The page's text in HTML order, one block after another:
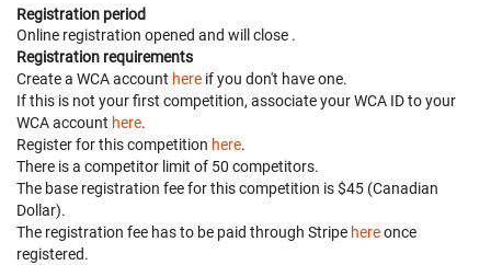
Registration period
Online registration opened and will close .
Registration requirements
Create a WCA account here if you don't have one.
If this is not your first competition, associate your WCA ID to your
WCA account here.
Register for this competition here.
There is a competitor limit of 50 competitors.
The base registration fee for this competition is $45 (Canadian
Dollar).
The registration fee has to be paid through Stripe hereonce
registered.